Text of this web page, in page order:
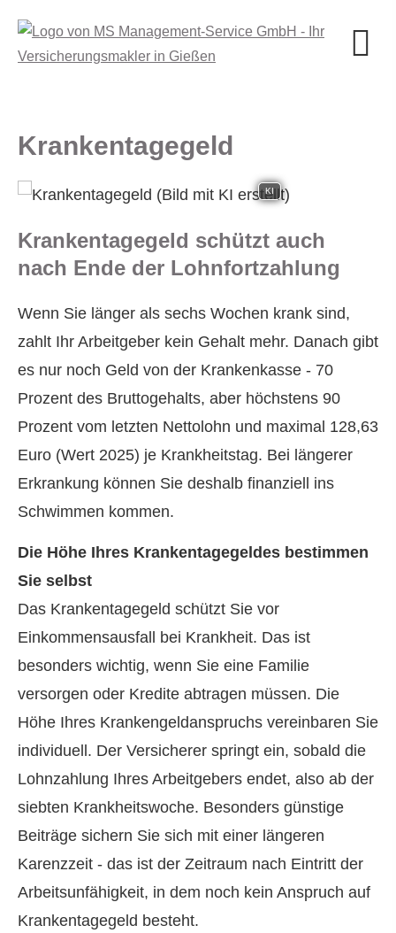
Krankentagegeld
KI
Krankentagegeld schützt auch
nach Ende der Lohnfortzahlung
Wenn Sie länger als sechs Wochen krank sind,
zahlt Ihr Arbeitgeber kein Gehalt mehr. Danach gibt
es nur noch Geld von der Krankenkasse - 70
Prozent des Bruttogehalts, aber höchstens 90
Prozent vom letzten Nettolohn und maximal 128,63
Euro (Wert 2025) je Krankheitstag. Bei längerer
Erkrankung können Sie deshalb finanziell ins
Schwimmen kommen.
Die Höhe Ihres Krankentagegeldes bestimmen
Sie selbst
Das Krankentagegeld schützt Sie vor
Einkommensausfall bei Krankheit. Das ist
besonders wichtig, wenn Sie eine Familie
versorgen oder Kredite abtragen müssen. Die
Höhe Ihres Krankengeldanspruchs vereinbaren Sie
individuell. Der Versicherer springt ein, sobald die
Lohnzahlung Ihres Arbeitgebers endet, also ab der
siebten Krankheitswoche. Besonders günstige
Beiträge sichern Sie sich mit einer längeren
Karenzzeit - das ist der Zeitraum nach Eintritt der
Arbeitsunfähigkeit, in dem noch kein Anspruch auf
Krankentagegeld besteht.